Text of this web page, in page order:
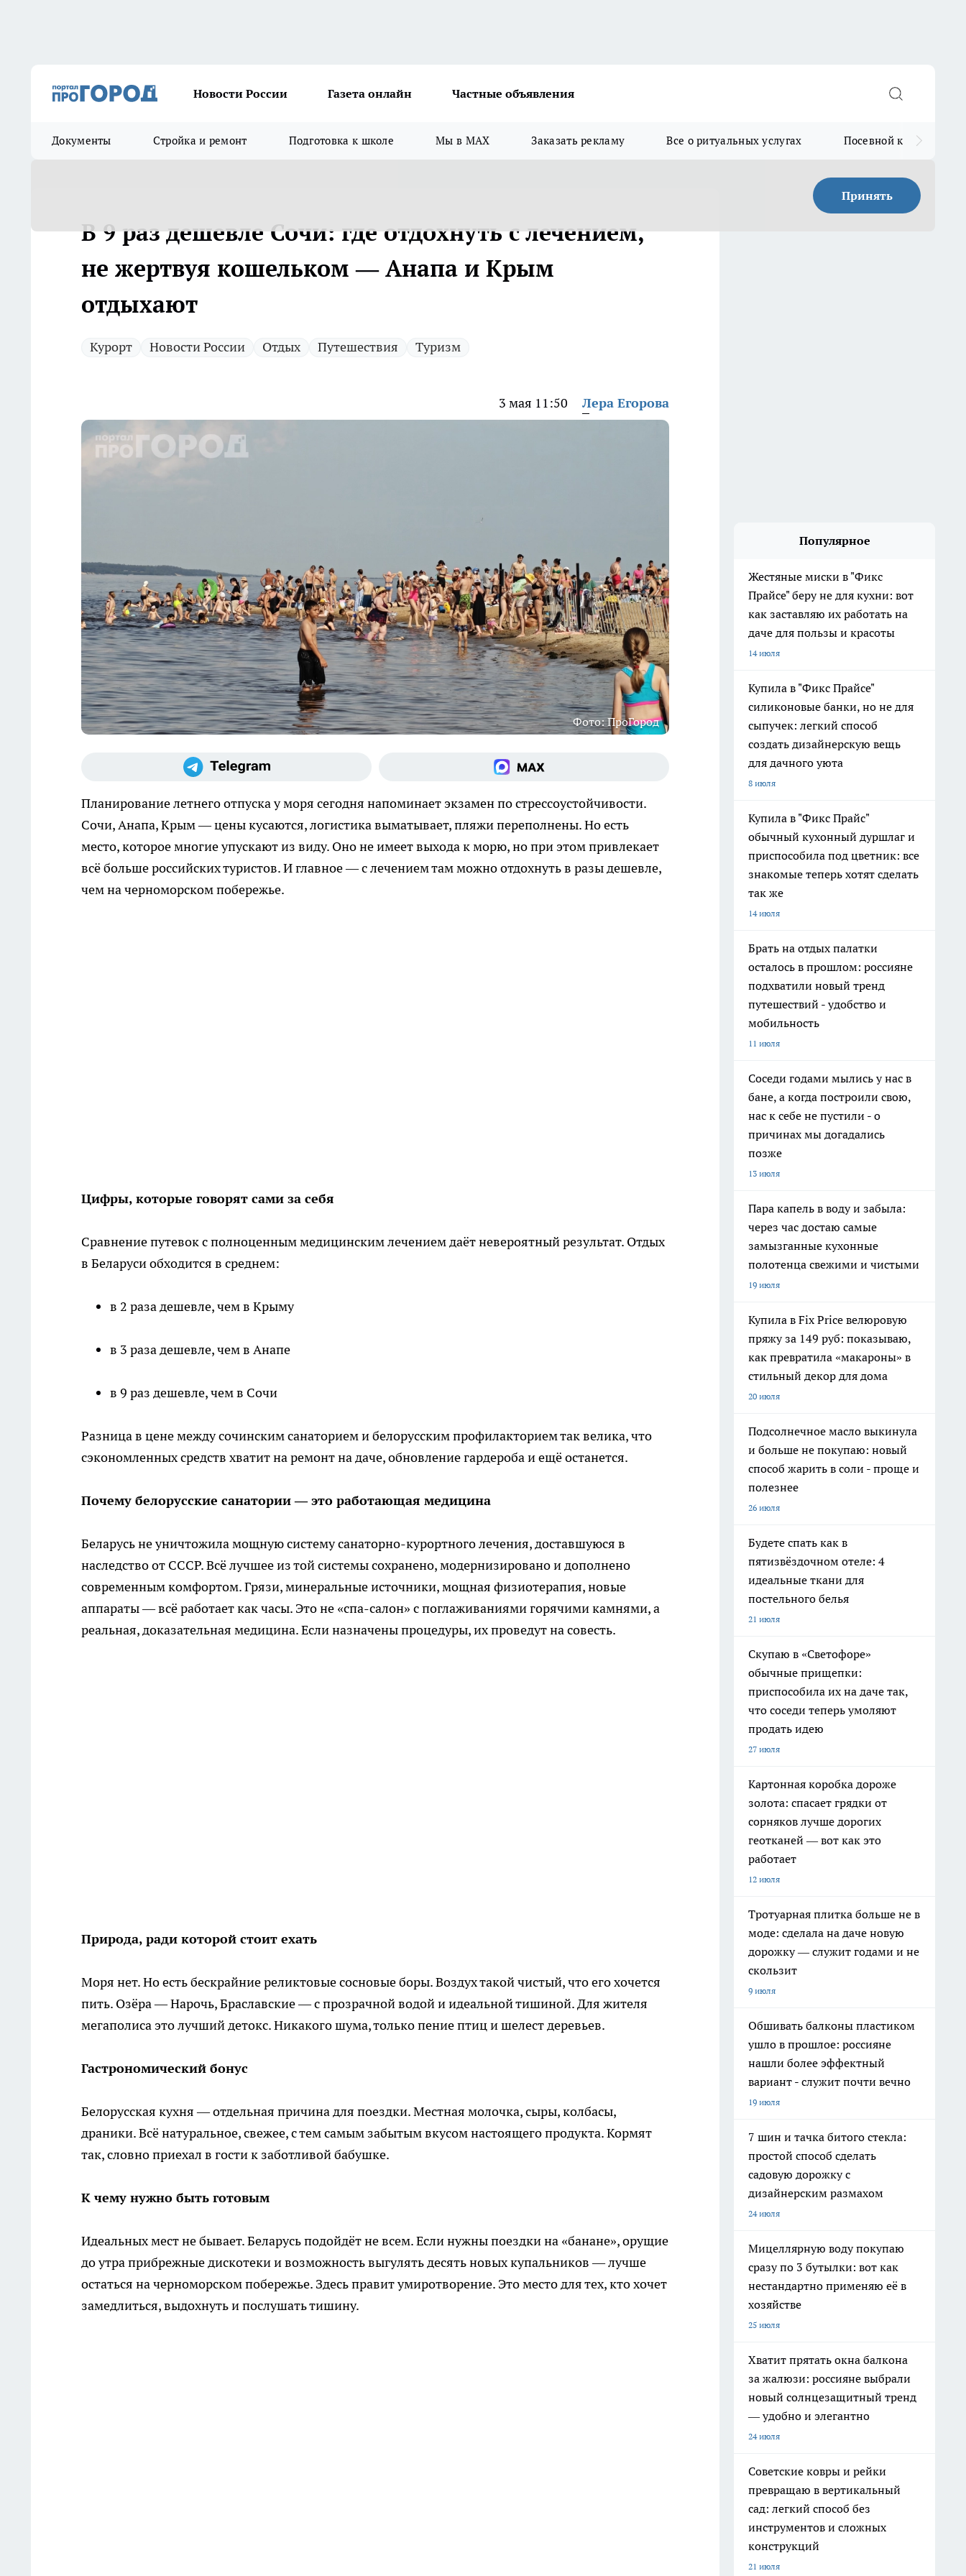
Новости России Газета онлайн Частные объявления
Документы Стройка и ремонт Подготовка к школе Мы в MAX Заказать рекламу Все о ритуальных услугах Посевной календарь
Принять
В 9 раз дешевле Сочи: где отдохнуть с лечением,
не жертвуя кошельком — Анапа и Крым
отдыхают
Курорт Новости России Отдых Путешествия Туризм
3 мая 11:50 Лера Егорова
Фото: ПроГород
Планирование летнего отпуска у моря сегодня напоминает экзамен по стрессоустойчивости.
Сочи, Анапа, Крым — цены кусаются, логистика выматывает, пляжи переполнены. Но есть
место, которое многие упускают из виду. Оно не имеет выхода к морю, но при этом привлекает
всё больше российских туристов. И главное — с лечением там можно отдохнуть в разы дешевле,
чем на черноморском побережье.
Цифры, которые говорят сами за себя
Сравнение путевок с полноценным медицинским лечением даёт невероятный результат. Отдых
в Беларуси обходится в среднем:
в 2 раза дешевле, чем в Крыму
в 3 раза дешевле, чем в Анапе
в 9 раз дешевле, чем в Сочи
Разница в цене между сочинским санаторием и белорусским профилакторием так велика, что
сэкономленных средств хватит на ремонт на даче, обновление гардероба и ещё останется.
Почему белорусские санатории — это работающая медицина
Беларусь не уничтожила мощную систему санаторно-курортного лечения, доставшуюся в
наследство от СССР. Всё лучшее из той системы сохранено, модернизировано и дополнено
современным комфортом. Грязи, минеральные источники, мощная физиотерапия, новые
аппараты — всё работает как часы. Это не «спа-салон» с поглаживаниями горячими камнями, а
реальная, доказательная медицина. Если назначены процедуры, их проведут на совесть.
Природа, ради которой стоит ехать
Моря нет. Но есть бескрайние реликтовые сосновые боры. Воздух такой чистый, что его хочется
пить. Озёра — Нарочь, Браславские — с прозрачной водой и идеальной тишиной. Для жителя
мегаполиса это лучший детокс. Никакого шума, только пение птиц и шелест деревьев.
Гастрономический бонус
Белорусская кухня — отдельная причина для поездки. Местная молочка, сыры, колбасы,
драники. Всё натуральное, свежее, с тем самым забытым вкусом настоящего продукта. Кормят
так, словно приехал в гости к заботливой бабушке.
К чему нужно быть готовым
Идеальных мест не бывает. Беларусь подойдёт не всем. Если нужны поездки на «банане», орущие
до утра прибрежные дискотеки и возможность выгулять десять новых купальников — лучше
остаться на черноморском побережье. Здесь правит умиротворение. Это место для тех, кто хочет
замедлиться, выдохнуть и послушать тишину.
Популярное
Жестяные миски в "Фикс
Прайсе" беру не для кухни: вот
как заставляю их работать на
даче для пользы и красоты
14 июля
Купила в "Фикс Прайсе"
силиконовые банки, но не для
сыпучек: легкий способ
создать дизайнерскую вещь
для дачного уюта
8 июля
Купила в "Фикс Прайс"
обычный кухонный дуршлаг и
приспособила под цветник: все
знакомые теперь хотят сделать
так же
14 июля
Брать на отдых палатки
осталось в прошлом: россияне
подхватили новый тренд
путешествий - удобство и
мобильность
11 июля
Соседи годами мылись у нас в
бане, а когда построили свою,
нас к себе не пустили - о
причинах мы догадались
позже
13 июля
Пара капель в воду и забыла:
через час достаю самые
замызганные кухонные
полотенца свежими и чистыми
19 июля
Купила в Fix Price велюровую
пряжу за 149 руб: показываю,
как превратила «макароны» в
стильный декор для дома
20 июля
Подсолнечное масло выкинула
и больше не покупаю: новый
способ жарить в соли - проще и
полезнее
26 июля
Будете спать как в
пятизвёздочном отеле: 4
идеальные ткани для
постельного белья
21 июля
Скупаю в «Светофоре»
обычные прищепки:
приспособила их на даче так,
что соседи теперь умоляют
продать идею
27 июля
Картонная коробка дороже
золота: спасает грядки от
сорняков лучше дорогих
геотканей — вот как это
работает
12 июля
Тротуарная плитка больше не в
моде: сделала на даче новую
дорожку — служит годами и не
скользит
9 июля
Обшивать балконы пластиком
ушло в прошлое: россияне
нашли более эффектный
вариант - служит почти вечно
19 июля
7 шин и тачка битого стекла:
простой способ сделать
садовую дорожку с
дизайнерским размахом
24 июля
Мицеллярную воду покупаю
сразу по 3 бутылки: вот как
нестандартно применяю её в
хозяйстве
25 июля
Хватит прятать окна балкона
за жалюзи: россияне выбрали
новый солнцезащитный тренд
— удобно и элегантно
24 июля
Советские ковры и рейки
превращаю в вертикальный
сад: легкий способ без
инструментов и сложных
конструкций
21 июля